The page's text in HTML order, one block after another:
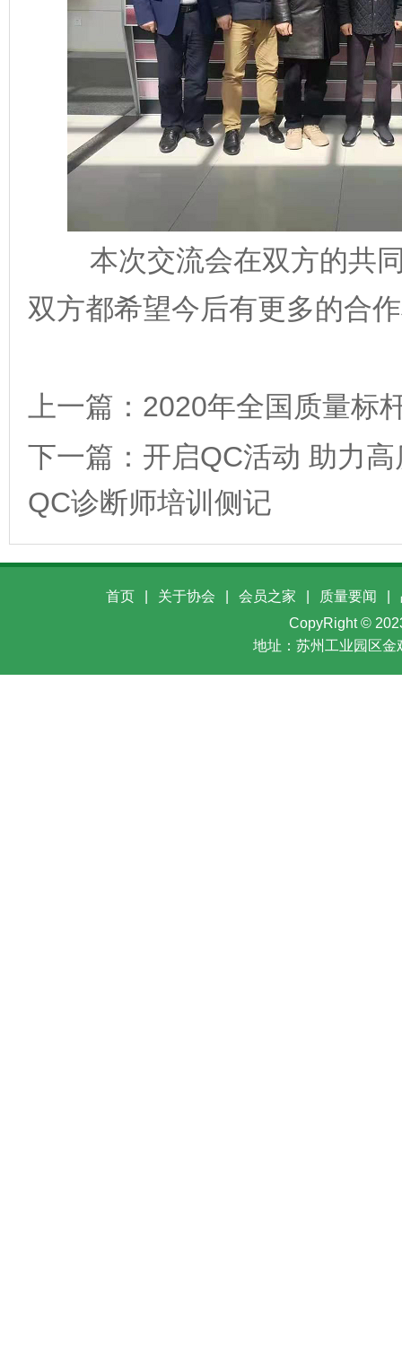
本次交流会在双方的共
双方都希望今后有更多的合
上一篇： 2020年全国质量标
下一篇： 开启QC活动 助力
QC诊断师培训侧记
首页 关于协会 会员之家 质量要闻
CopyRight ©
地址：苏州工业园区